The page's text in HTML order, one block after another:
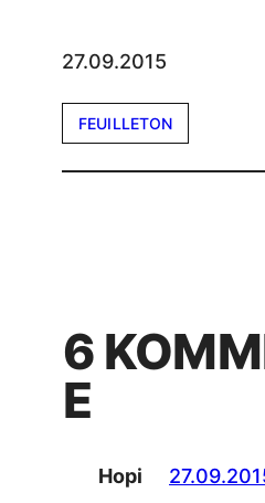
27.09.2015
FEUILLETON
6
E
Hopi